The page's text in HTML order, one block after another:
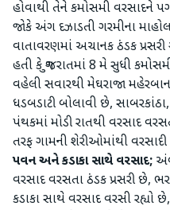
હોવાથી તેને કમોસમી વરસાદને
જોકે અંગ દઝાડતી ગરમીના
વાતાવરણમાં અચાનક ઠંડક
હતી કે ગુજરાતમાં 8 મે સુધી
વહેલી સવારથી મેઘરાજા
ધડબડાટી બોલાવી છે,
પંથકમાં મોડી રાતથી વરસાદ
તરફ ગામની શેરીઓમાંથી વરસાદી
પવન અને કડાકા સાથે વરસાદ;
વરસાદ વરસતા ઠંડક પ્રસરી છે,
કડાકા સાથે વરસાદ વરસી રહ્યો